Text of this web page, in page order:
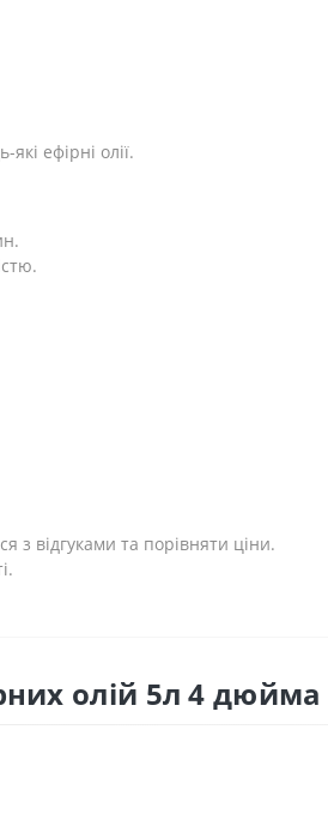
ефірні олії.
з відгуками та порівняти ціни.
олій 5л 4